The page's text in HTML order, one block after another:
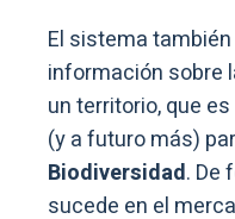
El sistema
información sobre
un territorio, que
(y a futuro más)
Biodiversidad. De
sucede en el